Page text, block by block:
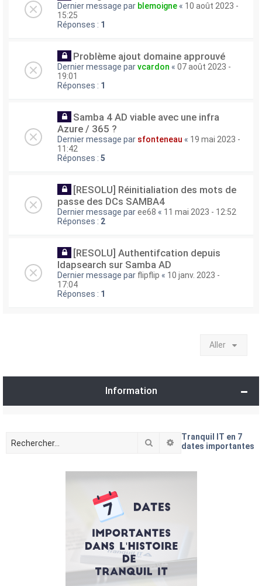
Dernier message par blemoigne « 10 août 2023 -
15:25
Réponses : 1
Problème ajout domaine approuvé
Dernier message parvcardon « 07 août 2023 -
19:01
Réponses : 1
Samba 4 AD viable avec une infra
Azure / 365 ?
Dernier message par sfonteneau « 19 mai 2023 -
11:42
Réponses : 5
[RESOLU] Réinitialiation des mots de
passe des DCs SAMBA4
Dernier message paree68 « 11 mai 2023 - 12:52
Réponses : 2
[RESOLU] Authentifcation depuis
ldapsearch sur Samba AD
Dernier message par flipflip « 10 janv. 2023 -
17:04
Réponses : 1
Aller
Information
RechercherRecherche avancée
Tranquil IT en 7
dates importantes